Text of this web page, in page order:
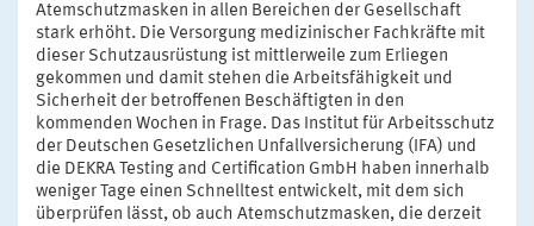
Atemschutzmasken in allen Bereichen der Gesellschaft
stark erhöht. Die Versorgung medizinischer Fachkräfte mit
dieser Schutzausrüstung ist mittlerweile zum Erliegen
gekommen und damit stehen die Arbeitsfähigkeit und
Sicherheit der betroffenen Beschäftigten in den
kommenden Wochen in Frage. Das Institut für Arbeitsschutz
der Deutschen Gesetzlichen Unfallversicherung (IFA) und
die DEKRA Testing and Certification GmbH haben innerhalb
weniger Tage einen Schnelltest entwickelt, mit dem sich
überprüfen lässt, ob auch Atemschutzmasken, die derzeit